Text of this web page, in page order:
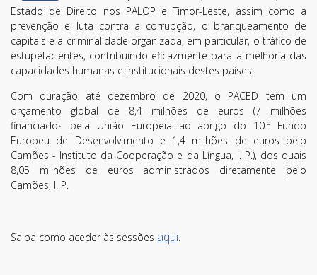
Estado de Direito nos PALOP e Timor-Leste, assim como a
prevenção e luta contra a corrupção, o branqueamento de
capitais e a criminalidade organizada, em particular, o tráfico de
estupefacientes, contribuindo eficazmente para a melhoria das
capacidades humanas e institucionais destes países.
Com duração até dezembro de 2020, o PACED tem um
orçamento global de 8,4 milhões de euros (7 milhões
financiados pela União Europeia ao abrigo do 10.º Fundo
Europeu de Desenvolvimento e 1,4 milhões de euros pelo
Camões - Instituto da Cooperação e da Língua, I. P.), dos quais
8,05 milhões de euros administrados diretamente pelo
Camões, I. P.
Saiba como aceder às sessões aqui
Li e aceito os Termos de Utilização
SUBSCREVER